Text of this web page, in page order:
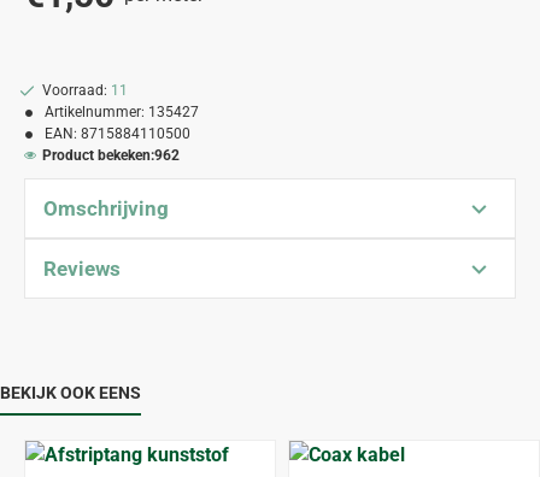
Voorraad: 11
Artikelnummer: 135427
EAN: 8715884110500
Product bekeken:962
Omschrijving
Reviews
BEKIJK OOK EENS